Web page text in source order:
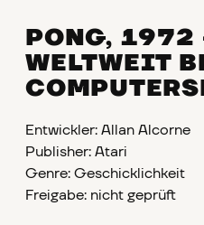
PONG, 1972
WELTWEIT
Entwickler: Allan Alcorne
Publisher: Atari
Genre: Geschicklichkeit
Freigabe: nicht geprüft